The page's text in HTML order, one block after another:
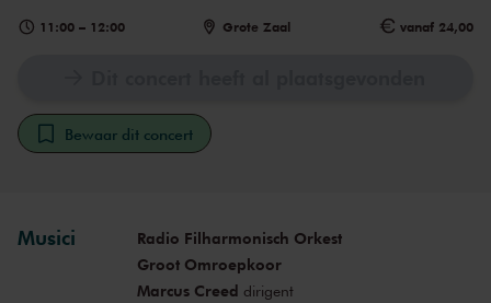
11:00 – 12:00 Grote Zaal vanaf 24,00
Bewaar dit concert
Musici
Radio Filharmonisch Orkest
Groot Omroepkoor
Marcus Creed dirigent